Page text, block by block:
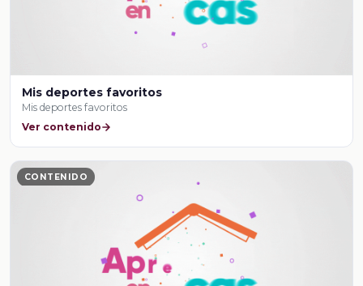
Mis deportes favoritos
Mis deportes favoritos
Ver contenido
CONTENIDO